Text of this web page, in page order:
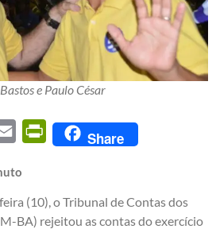
e Paulo César
Email PrintFriendly
Share
(10), o Tribunal de Contas dos
BA) rejeitou as contas do exercício